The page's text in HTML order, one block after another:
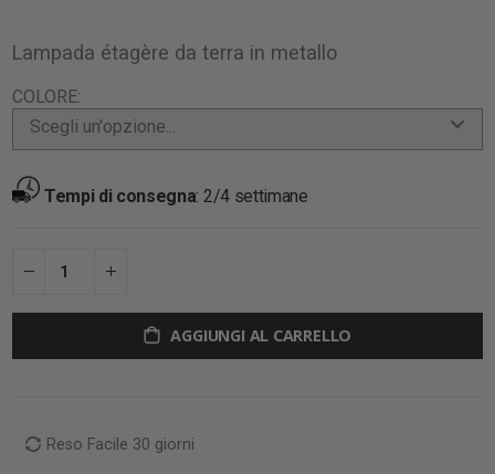
Lampada étagère da terra in metallo
COLORE
Scegli un'opzione...
Tempi di consegna: 2/4 settimane
AGGIUNGI AL CARRELLO
Reso Facile 30 giorni